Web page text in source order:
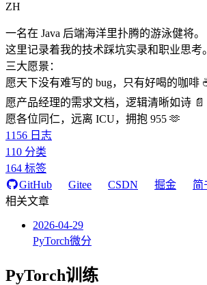
ZH
一名在 Java 后端海洋里扑腾的游泳健将。
这里记录着我的技术踩坑实录和职业思考
三大愿景：
愿天下没有难写的 bug，只有好喝的咖啡
愿产品经理的需求文档，逻辑清晰如诗 📄
愿各位同仁，远离 ICU，拥抱 955 🫶
1156 日志
110 分类
164 标签
GitHub
Gitee CSDN 掘金 简
相关文章
2026-04-29
PyTorch微分
PyTorch训练